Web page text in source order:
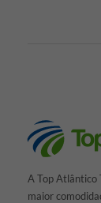
A Top Atlântico
maior